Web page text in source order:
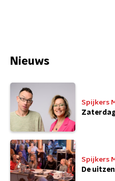
Nieuws
Spijkers
Spijkers
De